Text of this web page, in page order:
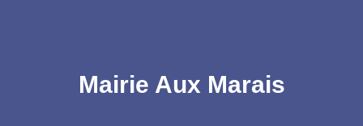
Mairie Aux Marais